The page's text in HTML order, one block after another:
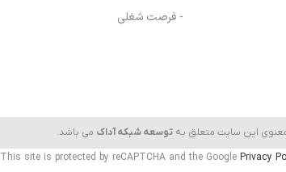
- فرصت شغلی
این سایت متعلق به توسعه شبکه آداک می باشد.
This site is protected by reCAPTCHA and the Google Privacy